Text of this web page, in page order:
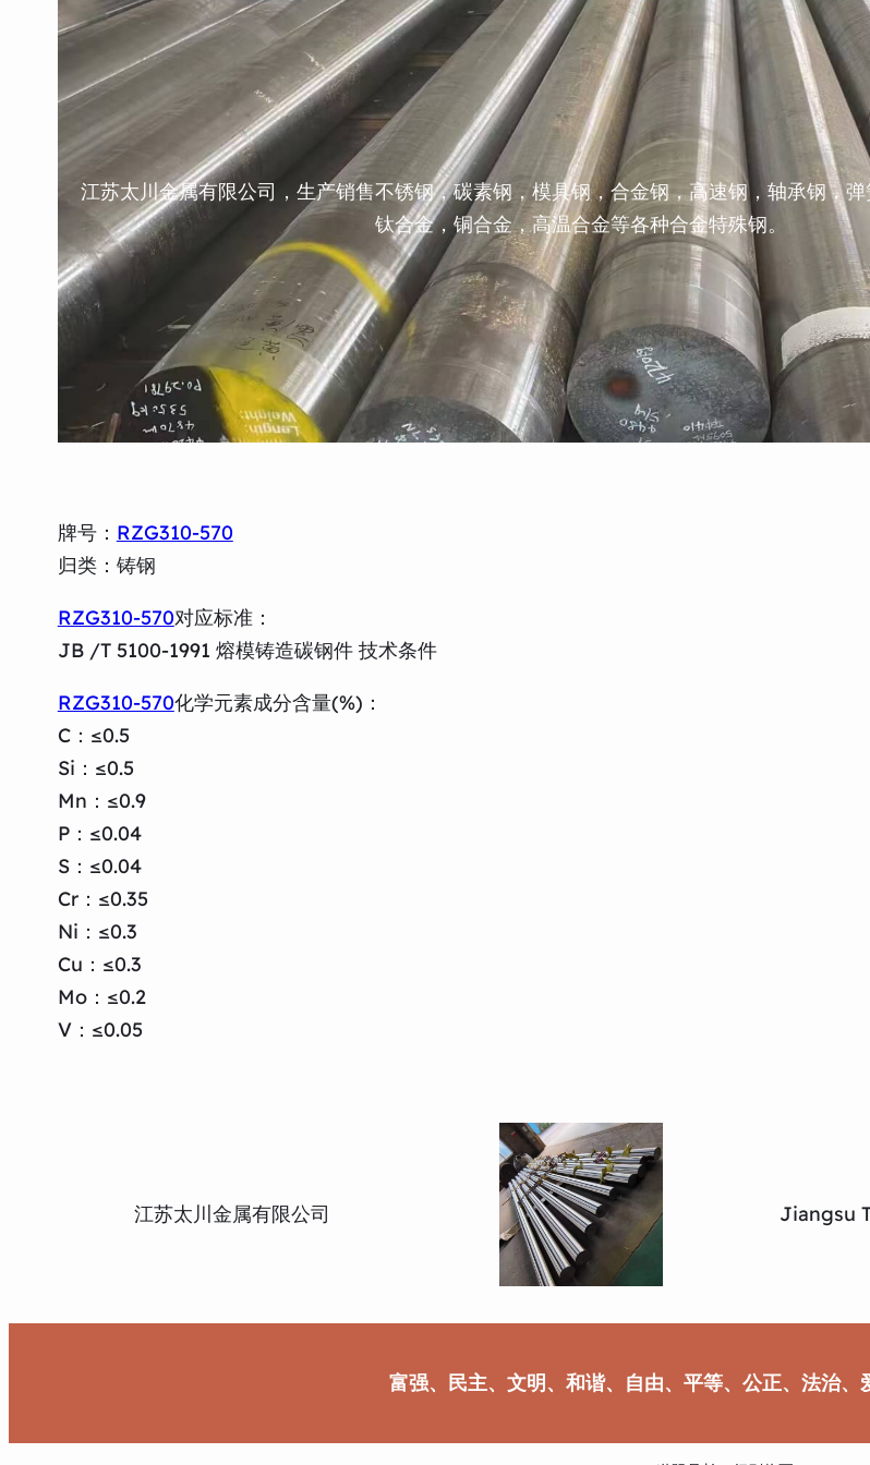
江苏太川金属有限公司，生产销售不锈钢，碳素钢，模具钢，合金钢，高速钢，轴承钢，
钛合金，铜合金，高温合金等各种合金特殊钢。
牌号： RZG310-570
归类：铸钢
RZG310-570对应标准：
JB /T 5100-1991 熔模铸造碳钢件 技术条件
RZG310-570化学元素成分含量(%)：
C：≤0.5
Si：≤0.5
Mn：≤0.9
P：≤0.04
S：≤0.04
Cr：≤0.35
Ni：≤0.3
Cu：≤0.3
Mo：≤0.2
V：≤0.05
江苏太川金属有限公司 Jiangsu
富强、民主、文明、和谐、自由、平等、公正、法治、